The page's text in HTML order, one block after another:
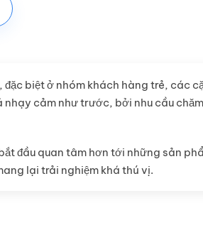
biệt ở nhóm khách hàng trẻ, các
cảm như trước, bởi nhu cầu
đầu quan tâm hơn tới những sản
lại trải nghiệm khá thú vị.
và địa chỉ mua kín đáo tại Hải